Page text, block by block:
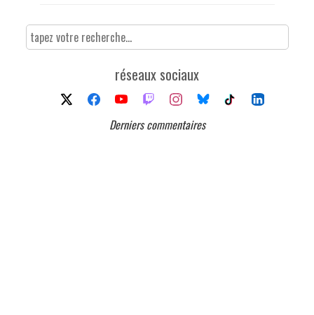
réseaux sociaux
Derniers commentaires